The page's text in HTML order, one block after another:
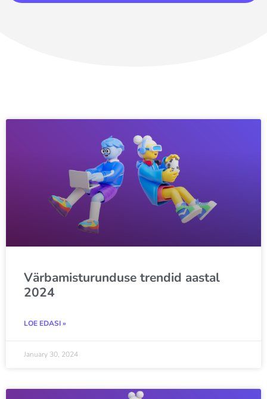
Värbamisturunduse trendid aastal
2024
LOE EDASI »
January 30, 2024